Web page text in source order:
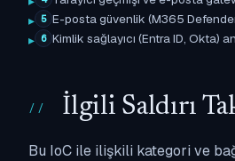
5 E-posta güvenlik (M365
6 Kimlik sağlayıcı (Entra ID, Okta)
İlgili Saldırı
Bu IoC ile ilişkili kategori ve